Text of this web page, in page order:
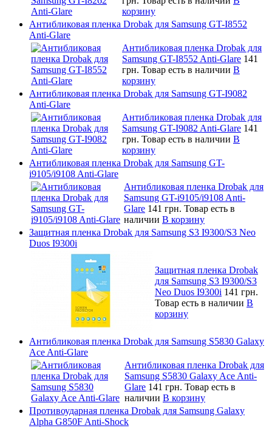
корзину
Антибликовая пленка Drobak для Samsung GT-I8552
Anti-Glare
Антибликовая пленка Drobak для
Samsung GT-I8552 Anti-Glare 141
грн. Товар есть в наличии В
корзину
Антибликовая пленка Drobak для Samsung GT-I9082
Anti-Glare
Антибликовая пленка Drobak для
Samsung GT-I9082 Anti-Glare 141
грн. Товар есть в наличии В
корзину
Антибликовая пленка Drobak для Samsung GT-
i9105/i9108 Anti-Glare
Антибликовая пленка Drobak для
Samsung GT-i9105/i9108 Anti-
Glare 141 грн. Товар есть в
наличии В корзину
Защитная пленка Drobak для Samsung S3 I9300/S3 Neo
Duos I9300i
Защитная пленка Drobak
для Samsung S3 I9300/S3
Neo Duos I9300i 141 грн.
Товар есть в наличии В
корзину
Антибликовая пленка Drobak для Samsung S5830 Galaxy
Ace Anti-Glare
Антибликовая пленка Drobak для
Samsung S5830 Galaxy Ace Anti-
Glare 141 грн. Товар есть в
наличии В корзину
Противоударная пленка Drobak для Samsung Galaxy
Alpha G850F Anti-Shock